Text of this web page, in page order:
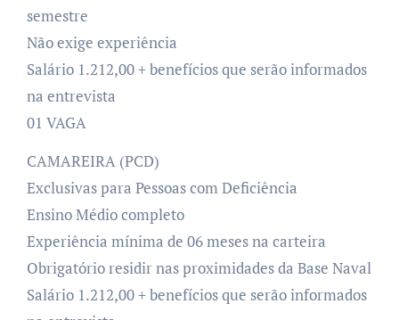
semestre
Não exige experiência
Salário 1.212,00 + benefícios que serão informados
na entrevista
01 VAGA
CAMAREIRA (PCD)
Exclusivas para Pessoas com Deficiência
Ensino Médio completo
Experiência mínima de 06 meses na carteira
Obrigatório residir nas proximidades da Base Naval
Salário 1.212,00 + benefícios que serão informados